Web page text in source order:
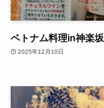
ベトナム料理in神楽坂
2025年12月10日